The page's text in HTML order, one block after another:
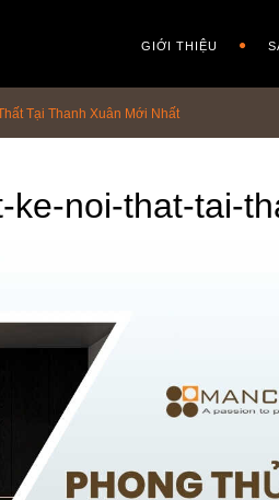
GIỚI THIỆU
Tại Thanh Xuân Mới Nhất
noi-that-tai-